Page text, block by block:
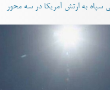
سپاه به ارتش آمریکا در سه محور